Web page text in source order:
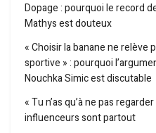
Dopage : pourquoi le record
Mathys est douteux
« Choisir la banane ne relève
sportive » : pourquoi
Nouchka Simic est discutable
« Tu n’as qu’à ne pas
influenceurs sont partout